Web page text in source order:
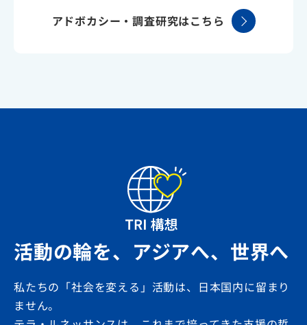
アドボカシー・調査研究はこちら
活動の輪を、アジアへ、世界へ
私たちの「社会を変える」活動は、日本国内に留まり
ません。